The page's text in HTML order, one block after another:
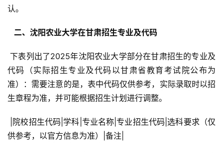
认。
  二、沈阳农业大学在甘肃招生专业及代码
下表列出了2025年沈阳农业大学部分在甘肃招生的专业及
代码（实际招生专业及代码以甘肃省教育考试院公布为
准）：需要注意的是，表中代码仅供参考，实际录取时以招
生章程为准，并可能根据招生计划进行调整。
供参考，以官方信息为准）|备注|